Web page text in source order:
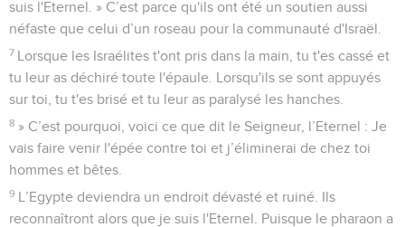
suis l'Eternel. » C’est parce qu'ils ont été un soutien aussi
néfaste que celui d’un roseau pour la communauté d'Israël.
7 Lorsque les Israélites t'ont pris dans la main, tu t'es cassé et
tu leur as déchiré toute l'épaule. Lorsqu'ils se sont appuyés
sur toi, tu t'es brisé et tu leur as paralysé les hanches.
8 » C’est pourquoi, voici ce que dit le Seigneur, l’Eternel : Je
vais faire venir l'épée contre toi et j’éliminerai de chez toi
hommes et bêtes.
9 L’Egypte deviendra un endroit dévasté et ruiné. Ils
reconnaîtront alors que je suis l'Eternel. Puisque le pharaon a